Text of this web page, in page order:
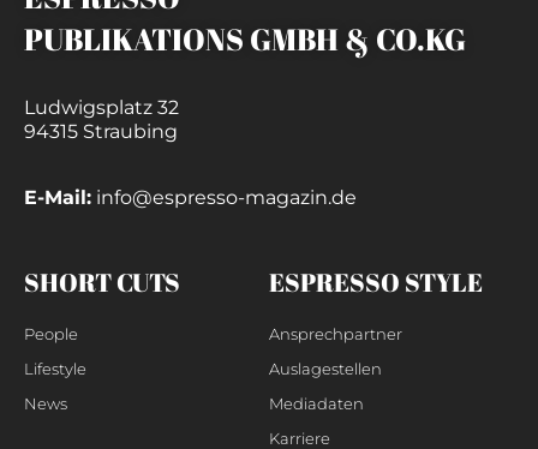
PUBLIKATIONS GMBH & CO.KG
Ludwigsplatz 32
94315 Straubing
E-Mail: info@espresso-magazin.de
SHORT CUTS
People
Lifestyle
News
ESPRESSO STYLE
Ansprechpartner
Auslagestellen
Mediadaten
Karriere